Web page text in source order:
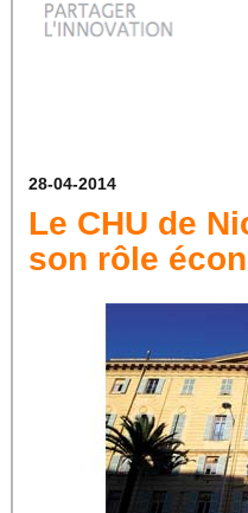
28-04-2014
Le CHU de
son rôle